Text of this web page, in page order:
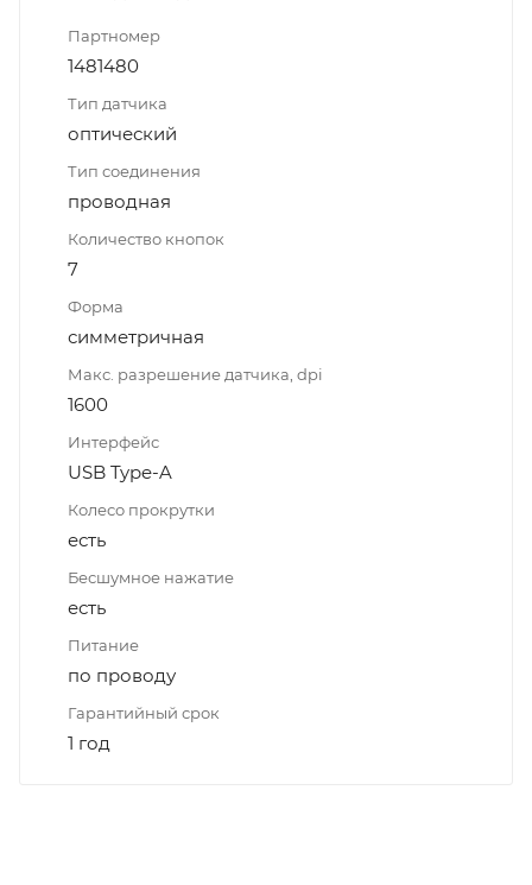
Партномер
1481480
Тип датчика
оптический
Тип соединения
проводная
Количество кнопок
7
Форма
симметричная
Макс. разрешение датчика, dpi
1600
Интерфейс
USB Type-A
Колесо прокрутки
есть
Бесшумное нажатие
есть
Питание
по проводу
Гарантийный срок
1 год